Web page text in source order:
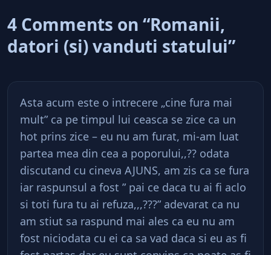
4 Comments on “Romanii,
datori (si) vanduti statului”
Asta acum este o intrecere „cine fura mai
mult” ca pe timpul lui ceasca se zice ca un
hot prins zice – eu nu am furat, mi-am luat
partea mea din cea a poporului,,?? odata
discutand cu cineva AJUNS, am zis ca se fura
iar raspunsul a fost ” pai ce daca tu ai fi aclo
si toti fura tu ai refuza,,,???” adevarat ca nu
am stiut sa raspund mai ales ca eu nu am
fost niciodata cu ei ca sa vad daca si eu as fi